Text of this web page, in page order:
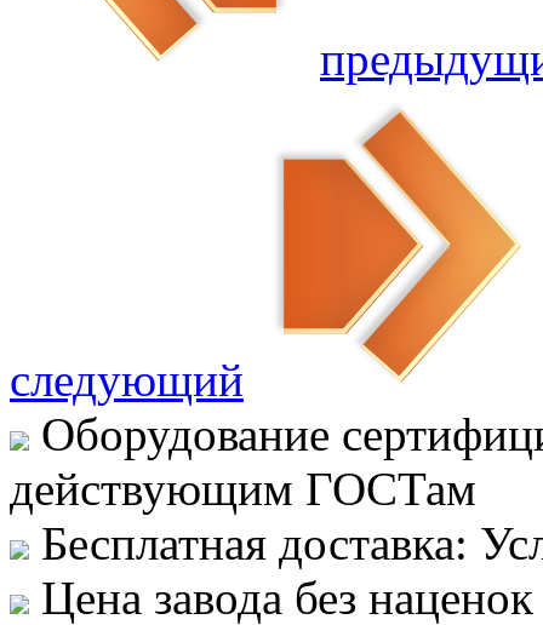
следующий
Оборудование
действующим ГОСТам
Бесплатная доставка:
Цена завода без